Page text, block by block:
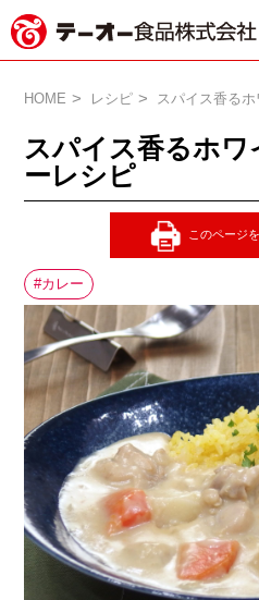
ー食品株式会社
HOME レシピ スパイス香る
スパイス香るホワ
ーレシピ
カレー